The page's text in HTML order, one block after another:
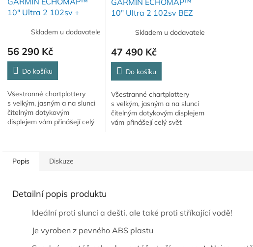
10" Ultra 2 102sv +
Skladem u dodavatele
56 290 Kč
Do košíku
Všestranné chartplottery
s velkým, jasným a na slunci
čitelným dotykovým
displejem vám přinášejí celý
10" Ultra 2 102sv BEZ
Skladem u dodavatele
47 490 Kč
Do košíku
Všestranné chartplottery
s velkým, jasným a na slunci
čitelným dotykovým displejem
vám přinášejí celý svět
Popis Diskuze
Detailní popis produktu
Ideální proti slunci a dešti, ale také proti stříkající vodě!
Je vyroben z pevného ABS plastu